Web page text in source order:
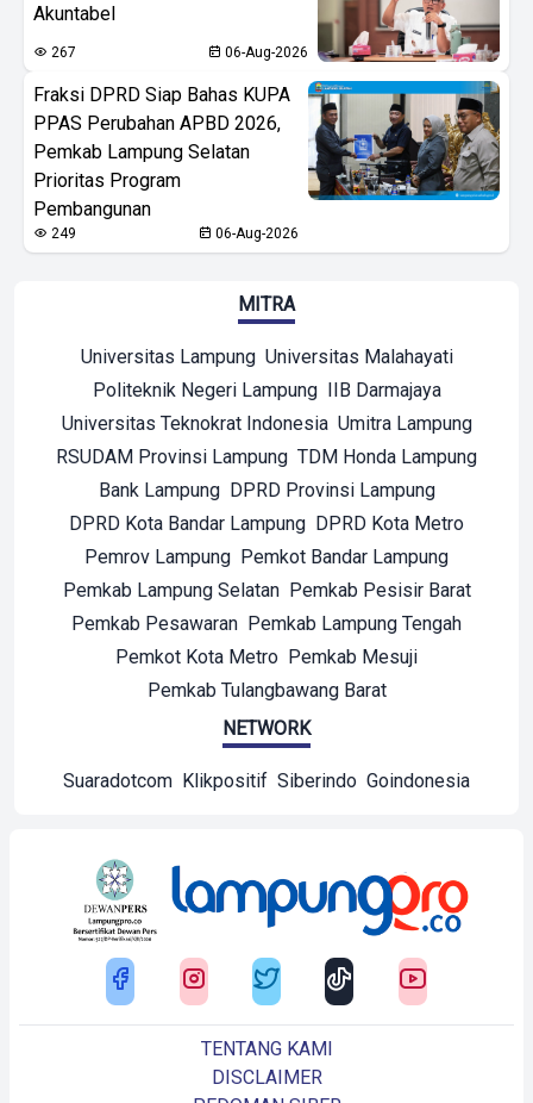
Akuntabel
267 06-Aug-2026
Fraksi DPRD Siap Bahas KUPA
PPAS Perubahan APBD 2026,
Pemkab Lampung Selatan
Prioritas Program
Pembangunan
249 06-Aug-2026
MITRA
Universitas Lampung Universitas Malahayati
Politeknik Negeri Lampung IIB Darmajaya
Universitas Teknokrat Indonesia Umitra Lampung
RSUDAM Provinsi Lampung TDM Honda Lampung
Bank Lampung DPRD Provinsi Lampung
DPRD Kota Bandar Lampung DPRD Kota Metro
Pemrov Lampung Pemkot Bandar Lampung
Pemkab Lampung Selatan Pemkab Pesisir Barat
Pemkab Pesawaran Pemkab Lampung Tengah
Pemkot Kota Metro Pemkab Mesuji
Pemkab Tulangbawang Barat
NETWORK
Suaradotcom Klikpositif Siberindo Goindonesia
TENTANG KAMI
DISCLAIMER